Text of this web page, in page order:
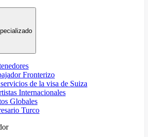
Fronterizo
de la visa de Suiza
Internacionales
Globales
Turco